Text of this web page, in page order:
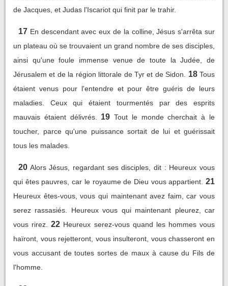
de Jacques, et Judas l'Iscariot qui finit par le trahir.
17 En descendant avec eux de la colline, Jésus s'arrêta sur
un plateau où se trouvaient un grand nombre de ses disciples,
ainsi qu'une foule immense venue de toute la Judée, de
Jérusalem et de la région littorale de Tyr et de Sidon.
18 Tous
étaient venus pour l'entendre et pour être guéris de leurs
maladies. Ceux qui étaient tourmentés par des esprits
mauvais étaient délivrés.
19 Tout le monde cherchait à le
toucher, parce qu'une puissance sortait de lui et guérissait
tous les malades.
20 Alors Jésus, regardant ses disciples, dit : Heureux vous
qui êtes pauvres, car le royaume de Dieu vous appartient. 21
Heureux êtes-vous, vous qui maintenant avez faim, car vous
serez rassasiés. Heureux vous qui maintenant pleurez, car
vous rirez.
22 Heureux serez-vous quand les hommes vous
haïront, vous rejetteront, vous insulteront, vous chasseront en
vous accusant de toutes sortes de maux à cause du Fils de
l'homme.